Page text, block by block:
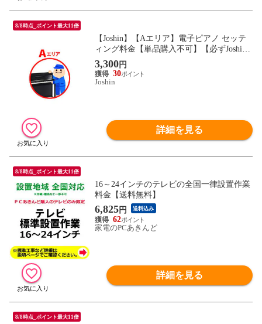
8/8時点_ポイント最大11倍
【Joshin】【Aエリア】電子ピアノ セッテ
ィング料金【単品購入不可】【必ずJoshin
が販売する対象商品と一緒にお買い求めく
ださい】
3,300円
30
Joshin
詳細を見る
8/8時点_ポイント最大11倍
16～24インチのテレビの全国一律設置作業
料金【送料無料】
6,825円 送料込み
62
家電のPCあきんど
詳細を見る
8/8時点_ポイント最大11倍